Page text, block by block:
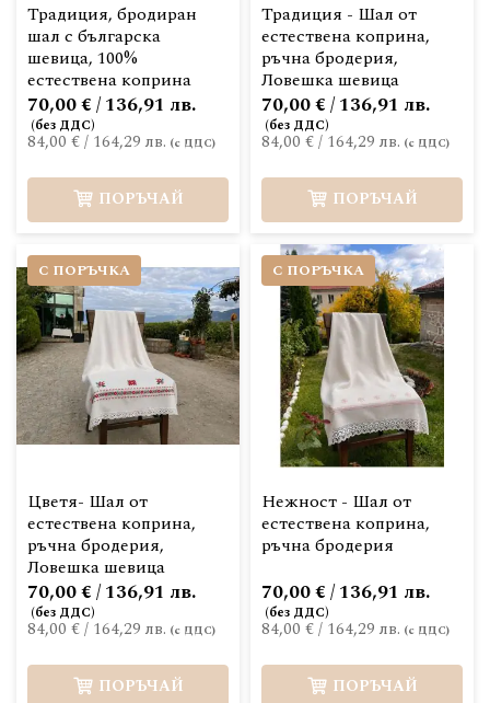
Традиция, бродиран
шал с българска
шевица, 100%
естествена коприна
84,00 €/ 164,29 лв.
70,00 € / 136,91 лв.
ПОРЪЧАЙ
Традиция - Шал от
естествена коприна,
ръчна бродерия,
Ловешка шевица
84,00 €/ 164,29 лв.
70,00 € / 136,91 лв.
ПОРЪЧАЙ
С ПОРЪЧКА
Цветя- Шал от
естествена коприна,
ръчна бродерия,
Ловешка шевица
84,00 €/ 164,29 лв.
70,00 € / 136,91 лв.
ПОРЪЧАЙ
С ПОРЪЧКА
Нежност - Шал от
естествена коприна,
ръчна бродерия
84,00 €/ 164,29 лв.
70,00 € / 136,91 лв.
ПОРЪЧАЙ